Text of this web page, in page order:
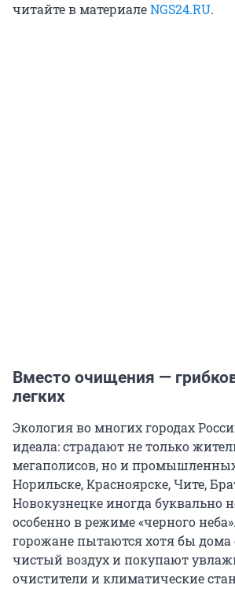
читайте в материалеNGS24.RU.
Вместо очищения —
легких
Экология во многих городах
идеала: страдают не только
мегаполисов, но и
Норильске, Красноярске, Чите,
Новокузнецке иногда буквально
особенно в режиме «черного
горожане пытаются хотя бы дома
чистый воздух и покупают
очистители и климатические